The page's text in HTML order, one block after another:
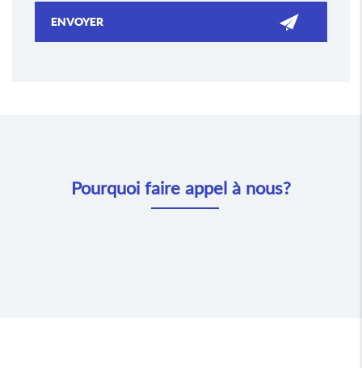
Pourquoi faire appel à nous?